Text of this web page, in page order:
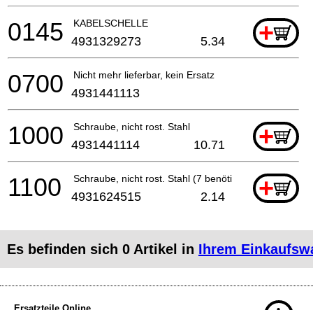
KABELSCHELLE +
0145 4931329273 5.34
Nicht mehr lieferbar, kein Ersatz
0700 4931441113
Schraube, nicht rost. Stahl +
1000 4931441114 10.71
Schraube, nicht rost. Stahl (7 benötigt) +
1100 4931624515 2.14
Es befinden sich 0 Artikel in Ihrem